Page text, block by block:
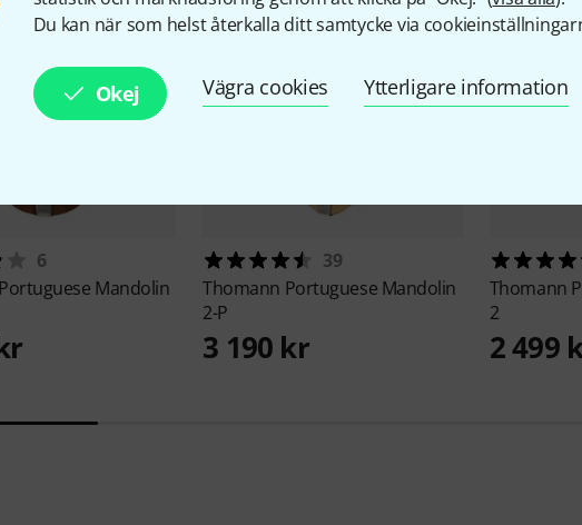
Du kan när som helst återkalla ditt samtycke via
Okej Vägra cookies Ytterligare information
6
Portuguese Mandolin
39
Thomann Portuguese Mandolin
2-P
3 190 kr
Thomann
2
2 499